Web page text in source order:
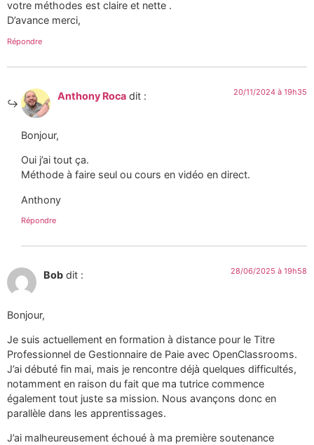
votre méthodes est claire et nette .
D’avance merci,
Répondre
Anthony Roca dit : 20/11/2024 à 19h35
Bonjour,
Oui j’ai tout ça.
Méthode à faire seul ou cours en vidéo en direct.
Anthony
Répondre
Bob dit : 28/06/2025 à 19h58
Bonjour,
Je suis actuellement en formation à distance pour le Titre
Professionnel de Gestionnaire de Paie avec OpenClassrooms.
J’ai débuté fin mai, mais je rencontre déjà quelques difficultés,
notamment en raison du fait que ma tutrice commence
également tout juste sa mission. Nous avançons donc en
parallèle dans les apprentissages.
J’ai malheureusement échoué à ma première soutenance